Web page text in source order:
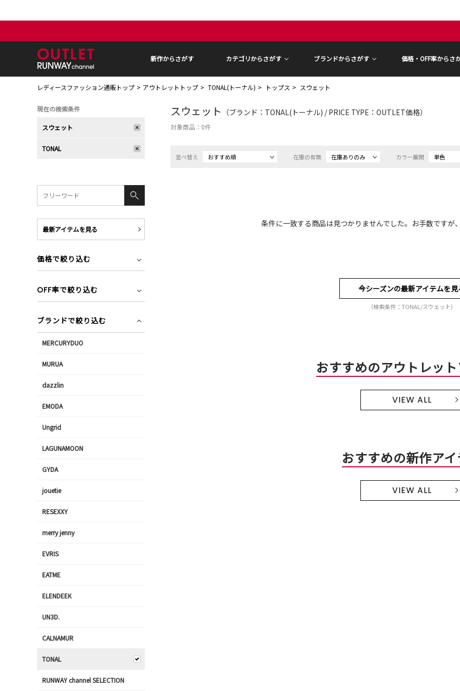
新作からさがす カテゴリからさがす ブランドからさがす 価格・OFF率からさ
レディースファッション通販トップ アウトレットトップ TONAL(トーナル) トップス スウェット
スウェット （ブランド：TONAL(トーナル) / PRICE TYPE：OUTLET価格）
対象商品： 0件
並べ替え おすすめ順 在庫の有無 在庫ありのみ カラー展開 単色
条件に一致する商品は見つかりませんでした。お手数ですが
今シーズンの最新アイテムを見
（検索条件：TONAL/スウェット）
おすすめのアウトレッ
VIEW ALL
おすすめの新作ア
VIEW ALL
現在の検索条件
スウェット
TONAL
最新アイテムを見る
価格で絞り込む
OFF率で絞り込む
ブランドで絞り込む
MERCURYDUO
MURUA
dazzlin
EMODA
Ungrid
LAGUNAMOON
GYDA
jouetie
RESEXXY
merry jenny
EVRIS
EATME
ELENDEEK
UN3D.
CALNAMUR
TONAL
RUNWAY channel SELECTION